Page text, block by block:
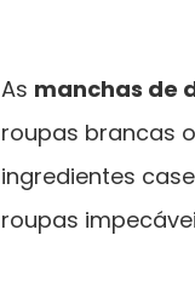
As manchas de
roupas brancas
ingredientes
roupas